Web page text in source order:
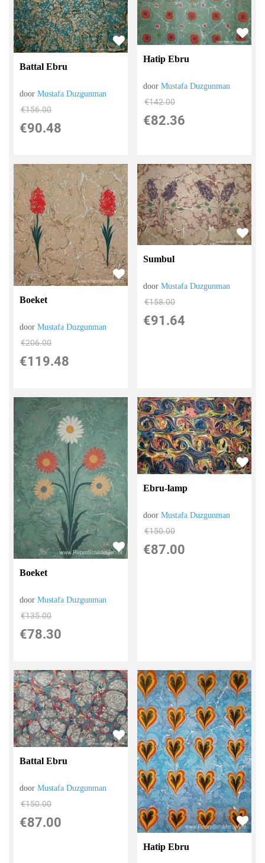
Battal Ebru
doorMustafa Duzgunman
€156.00
€90.48
Hatip Ebru
doorMustafa Duzgunman
€142.00
€82.36
Boeket
doorMustafa Duzgunman
€206.00
€119.48
Sumbul
doorMustafa Duzgunman
€158.00
€91.64
Boeket
doorMustafa Duzgunman
€135.00
€78.30
Ebru-lamp
doorMustafa Duzgunman
€150.00
€87.00
Battal Ebru
doorMustafa Duzgunman
€150.00
€87.00
Hatip Ebru